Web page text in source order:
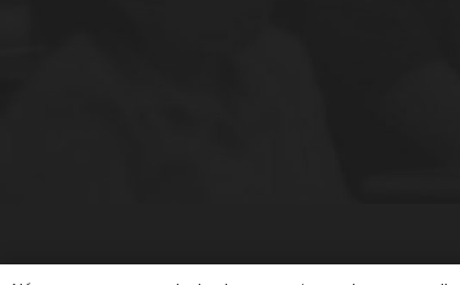
©2013-2024Energia Concursos.